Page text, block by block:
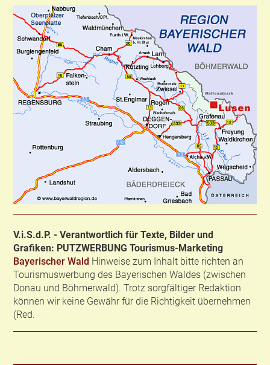
V.i.S.d.P. - Verantwortlich für Texte, Bilder und
Grafiken: PUTZWERBUNG Tourismus-Marketing
Bayerischer Wald Hinweise zum Inhalt bitte richten an
Tourismuswerbung des Bayerischen Waldes (zwischen
Donau und Böhmerwald). Trotz sorgfältiger Redaktion
können wir keine Gewähr für die Richtigkeit übernehmen
(Red.